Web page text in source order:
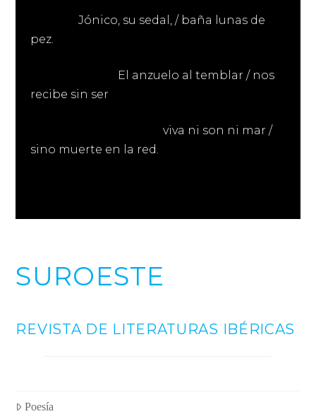
Jónico, su sedal, / baña lunas de
pez.
El anzuelo al temblar / nos
recibe sin ser
viva ni son ni mar /
sino muerte en la red.
SUROESTE
REVISTA DE LITERATURAS IBÉRICAS
Poesía